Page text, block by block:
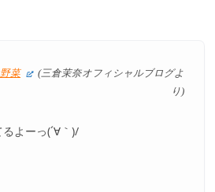
菜
(三倉茉奈オフィシャルブログよ
り)
よーっ(´∀｀)/